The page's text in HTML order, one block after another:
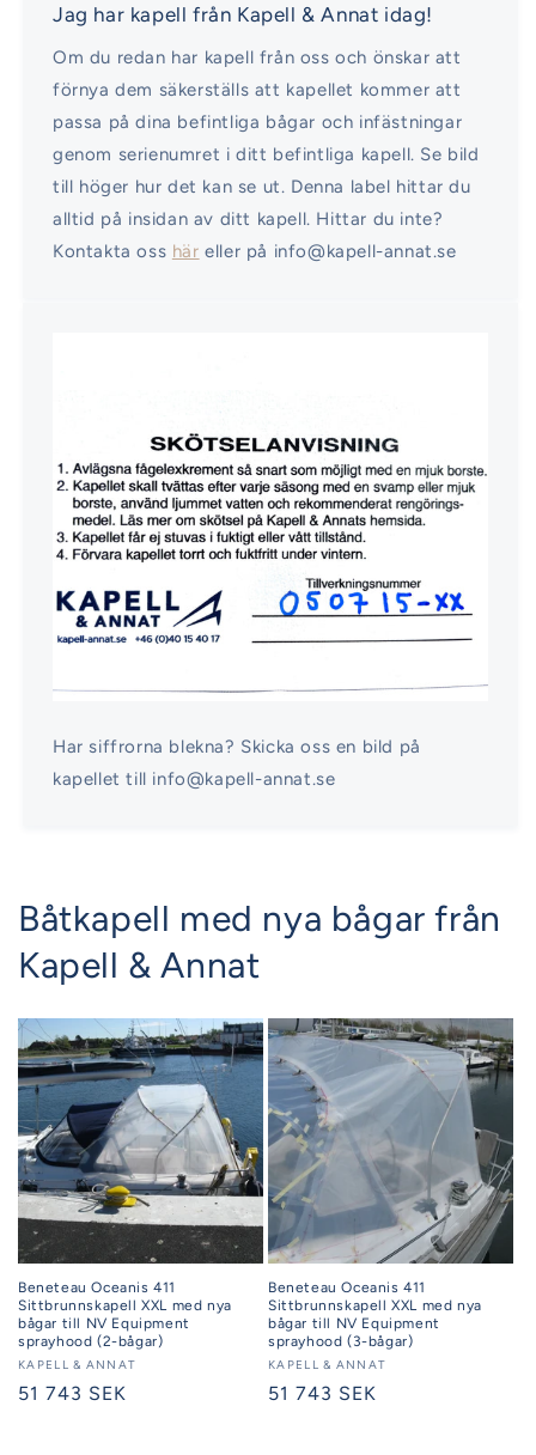
Jag har kapell från Kapell & Annat idag!
Om du redan har kapell från oss och önskar att
förnya dem säkerställs att kapellet kommer att
passa på dina befintliga bågar och infästningar
genom serienumret i ditt befintliga kapell. Se bild
till höger hur det kan se ut. Denna label hittar du
alltid på insidan av ditt kapell. Hittar du inte?
Kontakta oss här eller på info@kapell-annat.se
Har siffrorna blekna? Skicka oss en bild på
kapellet till info@kapell-annat.se
Båtkapell med nya bågar från
Kapell & Annat
Beneteau Oceanis 411
Sittbrunnskapell XXL med nya
bågar till NV Equipment
sprayhood (2-bågar)
Säljare:
KAPELL & ANNAT
Ordinarie
51 743 SEK
Beneteau Oceanis 411
Sittbrunnskapell XXL med nya
bågar till NV Equipment
sprayhood (3-bågar)
Säljare:
KAPELL & ANNAT
Ordinarie
51 743 SEK